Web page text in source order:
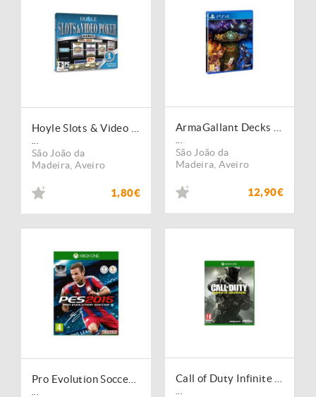
São João da
Madeira ,Aveiro
1,80€
São João da
Madeira ,Aveiro
12,90€